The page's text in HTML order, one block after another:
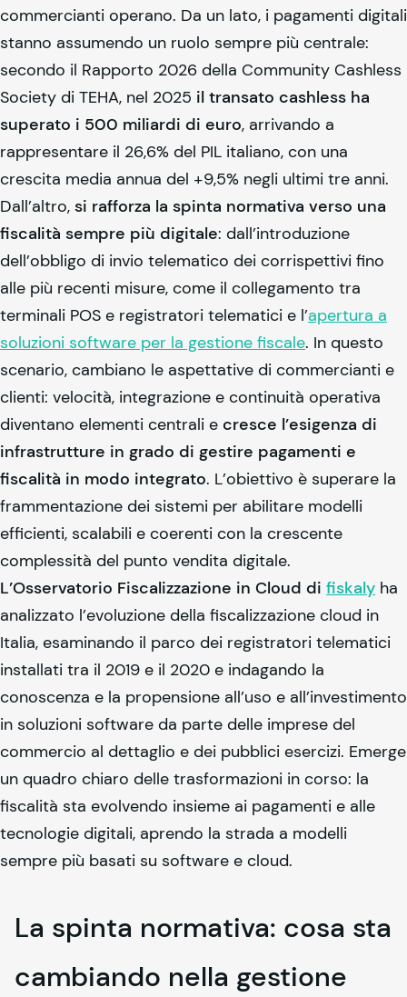
commercianti operano. Da un lato, i pagamenti digitali
stanno assumendo un ruolo sempre più centrale:
secondo il Rapporto 2026 della Community Cashless
Society di TEHA, nel 2025 il transato cashless ha
superato i 500 miliardi di euro, arrivando a
rappresentare il 26,6% del PIL italiano, con una
crescita media annua del +9,5% negli ultimi tre anni.
Dall’altro, si rafforza la spinta normativa verso una
fiscalità sempre più digitale: dall’introduzione
dell’obbligo di invio telematico dei corrispettivi fino
alle più recenti misure, come il collegamento tra
terminali POS e registratori telematici e l’apertura a
soluzioni software per la gestione fiscale. In questo
scenario, cambiano le aspettative di commercianti e
clienti: velocità, integrazione e continuità operativa
diventano elementi centrali e cresce l’esigenza di
infrastrutture in grado di gestire pagamenti e
fiscalità in modo integrato. L’obiettivo è superare la
frammentazione dei sistemi per abilitare modelli
efficienti, scalabili e coerenti con la crescente
complessità del punto vendita digitale.
L’Osservatorio Fiscalizzazione in Cloud di fiskaly ha
analizzato l’evoluzione della fiscalizzazione cloud in
Italia, esaminando il parco dei registratori telematici
installati tra il 2019 e il 2020 e indagando la
conoscenza e la propensione all’uso e all’investimento
in soluzioni software da parte delle imprese del
commercio al dettaglio e dei pubblici esercizi. Emerge
un quadro chiaro delle trasformazioni in corso: la
fiscalità sta evolvendo insieme ai pagamenti e alle
tecnologie digitali, aprendo la strada a modelli
sempre più basati su software e cloud.
La spinta normativa: cosa sta
cambiando nella gestione